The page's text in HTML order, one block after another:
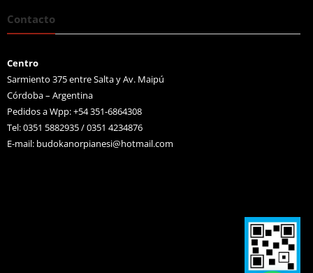
Contacto
Centro
Sarmiento 375 entre Salta y Av. Maipú
Córdoba – Argentina
Pedidos a Wpp: +54 351-6864308
Tel: 0351 5882935 / 0351 4234876
E-mail: budokanorpianesi@hotmail.com